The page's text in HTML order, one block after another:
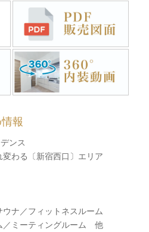
報
ンス
わる〔新宿西口〕エリア
ナ／フィットネスルーム
／ミーティングルーム 他